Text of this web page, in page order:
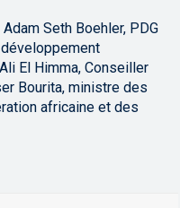
Seth Boehler, PDG
El Himma, Conseiller
Bourita, ministre des
africaine et des